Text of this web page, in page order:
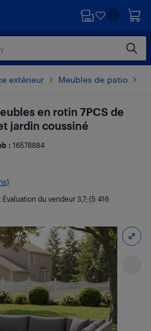
extérieur Meubles de patio
en rotin 7PCS de
jardin coussiné
: 16578884
Évaluation du vendeur 3,7; (5 416